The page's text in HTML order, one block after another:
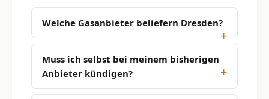
Welche Gasanbieter beliefern Dresden?
Muss ich selbst bei meinem bisherigen
Anbieter kündigen?